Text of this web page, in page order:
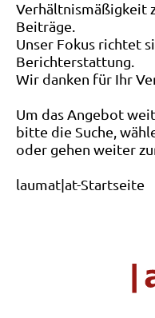
Verhältnismäßigkeit
Beiträge.
Unser Fokus richtet
Berichterstattung.
Wir danken für Ihr
Um das Angebot
bitte die Suche,
oder gehen weiter
laumat|at-Startseite